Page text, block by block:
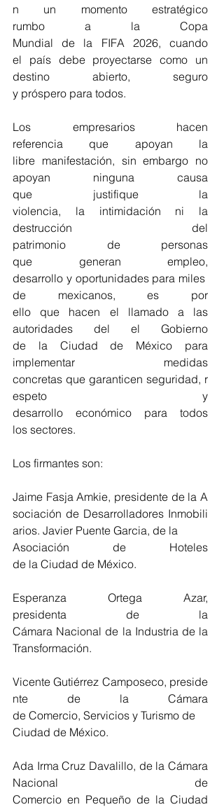
n un momento estratégico
rumbo a la Copa
Mundial de la FIFA 2026, cuando
el país debe proyectarse como un
destino abierto, seguro
y próspero para todos.
Los empresarios hacen
referencia que apoyan la
libre manifestación, sin embargo no
apoyan ninguna causa
que justifique la
violencia, la intimidación ni la
destrucción del
patrimonio de personas
que generan empleo,
desarrollo y oportunidades para miles
de mexicanos, es por
ello que hacen el llamado a las
autoridades del el Gobierno
de la Ciudad de México para
implementar medidas
concretas que garanticen seguridad, r
espeto y
desarrollo económico para todos
los sectores.
Los firmantes son:
Jaime Fasja Amkie, presidente de la A
sociación de Desarrolladores Inmobili
arios. Javier Puente Garcia, de la
Asociación de Hoteles
de la Ciudad de México.
Esperanza Ortega Azar,
presidenta de la
Cámara Nacional de la Industria de la
Transformación.
Vicente Gutiérrez Camposeco, preside
nte de la Cámara
de Comercio, Servicios y Turismo de
Ciudad de México.
Ada Irma Cruz Davalillo, de la Cámara
Nacional de
Comercio en Pequeño de la Ciudad